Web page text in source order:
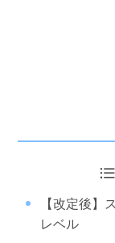
【改定後】
レベル